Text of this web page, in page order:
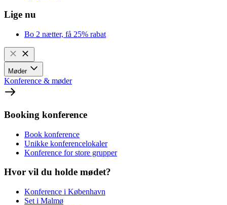
Lige nu
Bo 2 nætter, få 25% rabat
Møder
Konference & møder
Booking konference
Book konference
Unikke konferencelokaler
Konference for store grupper
Hvor vil du holde mødet?
Konference i København
Set i Malmø